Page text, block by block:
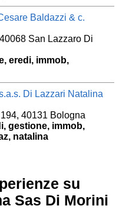
Baldazzi & c.
San Lazzaro Di
eredi, immob,
Di Lazzari Natalina
40131 Bologna
gestione, immob,
natalina
su
Sas Di Morini